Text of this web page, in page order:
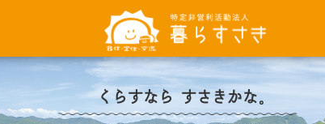
くらすなら すさきかな。